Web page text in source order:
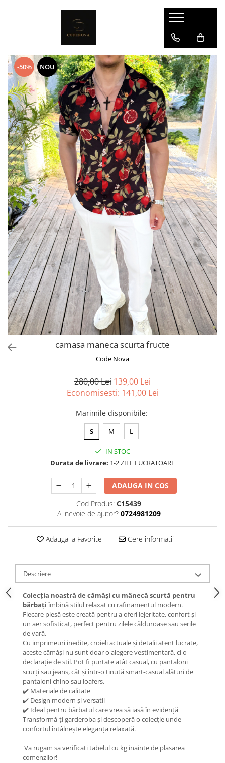
-50% NOU
camasa maneca scurta fructe
Code Nova
280,00 Lei 139,00 Lei
Economisesti: 141,00 Lei
Marimile disponibile:
S M L
IN STOC
Durata de livrare: 1-2 ZILE LUCRATOARE
ADAUGA IN COS
Cod Produs: C15439
Ai nevoie de ajutor? 0724981209
Adauga la Favorite Cere informatii
Descriere
Colecția noastră de cămăși cu mânecă scurtă pentru
bărbațiîmbină stilul relaxat cu rafinamentul modern.
Fiecare piesă este creată pentru a oferi lejeritate, confort și
un aer sofisticat, perfect pentru zilele călduroase sau serile
de vară.
Cu imprimeuri inedite, croieli actuale și detalii atent lucrate,
aceste cămăși nu sunt doar o alegere vestimentară, ci o
declarație de stil. Pot fi purtate atât casual, cu pantaloni
scurți sau jeans, cât și într-o ținută smart-casual alături de
pantaloni chino sau loafers.
✔️ Materiale de calitate
✔️ Design modern și versatil
✔️ Ideal pentru bărbatul care vrea să iasă în evidență
Transformă-ți garderoba și descoperă o colecție unde
confortul întâlnește eleganța relaxată.
Va rugam sa verificati tabelul cu kg inainte de plasarea
comenzilor!